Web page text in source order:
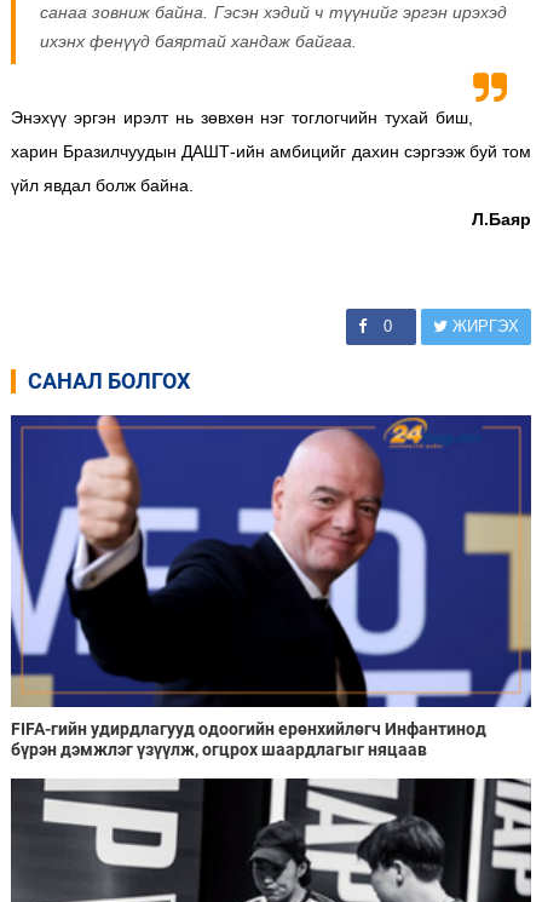
санаа зовниж байна. Гэсэн хэдий ч түүнийг эргэн ирэхэд
ихэнх фенүүд баяртай хандаж байгаа.
Энэхүү эргэн ирэлт нь зөвхөн нэг тоглогчийн тухай биш,
харин Бразилчуудын ДАШТ-ийн амбицийг дахин сэргээж буй том
үйл явдал болж байна.
Л.Баяр
0 ЖИРГЭХ
САНАЛ БОЛГОХ
FIFA-гийн удирдлагууд одоогийн ерөнхийлөгч Инфантинод
бүрэн дэмжлэг үзүүлж, огцрох шаардлагыг няцаав